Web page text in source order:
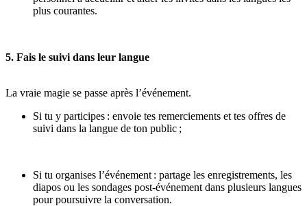
plus courantes.
5. Fais le suivi dans leur langue
La vraie magie se passe après l’événement.
Si tu y participes : envoie tes remerciements et tes offres de
suivi dans la langue de ton public ;
Si tu organises l’événement : partage les enregistrements, les
diapos ou les sondages post-événement dans plusieurs langues
pour poursuivre la conversation.